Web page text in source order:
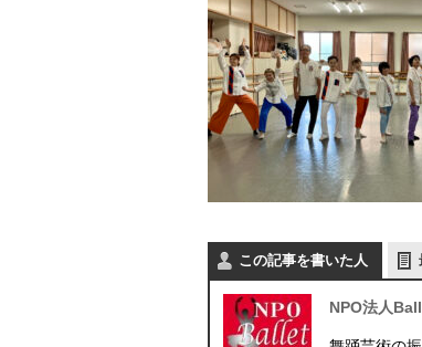
この記事を書いた人
NPO法人